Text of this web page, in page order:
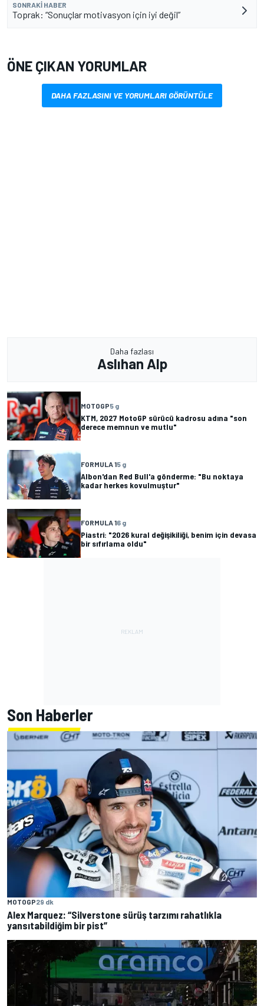
SONRAKI HABER
Toprak: “Sonuçlar motivasyon için iyi değil”
ÖNE ÇIKAN YORUMLAR
DAHA FAZLASINI VE YORUMLARI GÖRÜNTÜLE
Daha fazlası
Aslıhan Alp
MOTOGP5 g
KTM, 2027 MotoGP sürücü kadrosu adına "son
derece memnun ve mutlu"
FORMULA 15 g
Albon'dan Red Bull'a gönderme: "Bu noktaya
kadar herkes kovulmuştur"
FORMULA 16 g
Piastri: "2026 kural değişikiliği, benim için devasa
bir sıfırlama oldu"
Son Haberler
MOTOGP29 dk
Alex Marquez: “Silverstone sürüş tarzımı rahatlıkla
yansıtabildiğim bir pist”